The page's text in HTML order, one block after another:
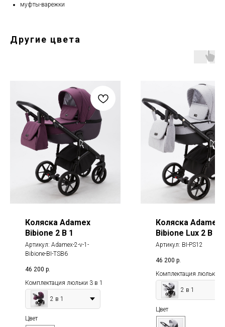
муфты-варежки
Другие цвета
Коляска Adamex
Bibione 2 В 1
Артикул: Adamex-2-v-1-
Bibione-BI-TSB6
46 200 р.
Комплектация люльки 3 в 1
2 в 1
Цвет
Коляска Adamex
Bibione Lux 2 В 1
Артикул: BI-PS12
46 200 р.
Комплектация люльки 3
2 в 1
Цвет